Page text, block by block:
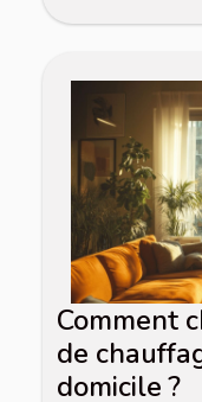
Comment
de
domicile ?